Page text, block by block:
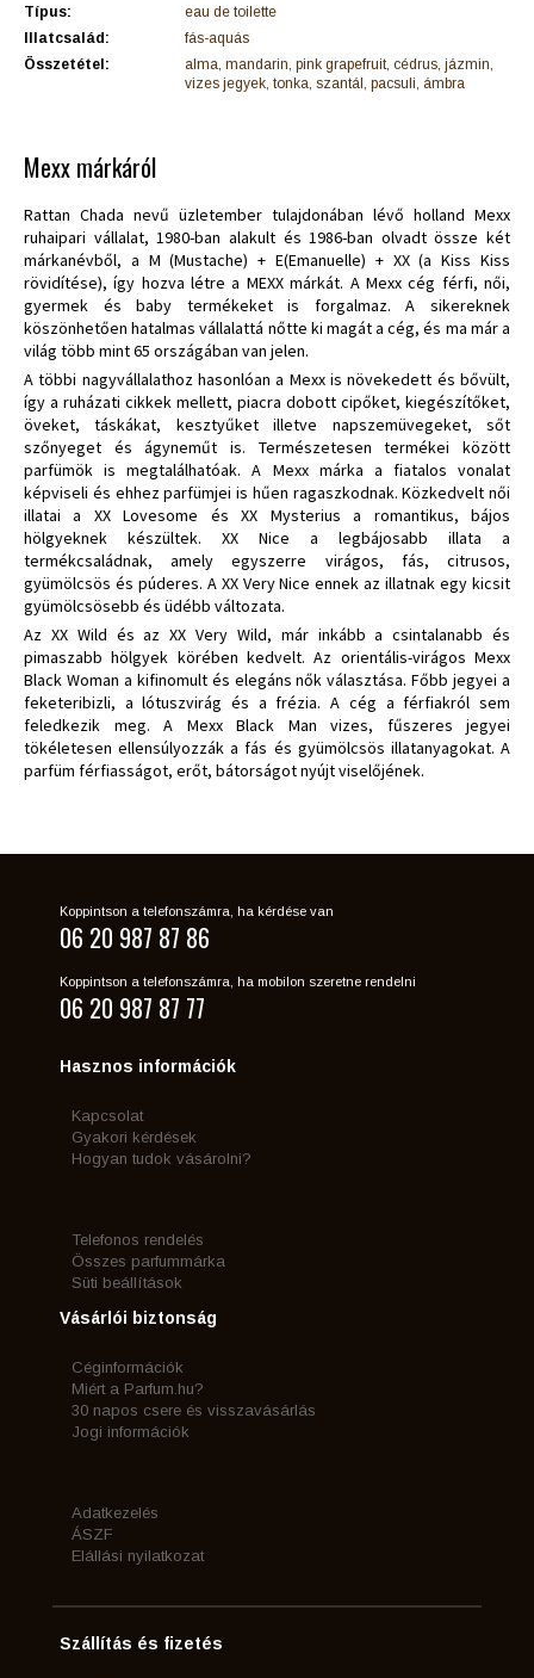
Típus:
eau de toilette
Illatcsalád:
fás-aquás
Összetétel:
alma, mandarin, pink grapefruit, cédrus, jázmin,
vizes jegyek, tonka, szantál, pacsuli, ámbra
Mexx márkáról
Rattan Chada nevű üzletember tulajdonában lévő holland Mexx
ruhaipari vállalat, 1980-ban alakult és 1986-ban olvadt össze két
márkanévből, a M (Mustache) + E(Emanuelle) + XX (a Kiss Kiss
rövidítése), így hozva létre a MEXX márkát. A Mexx cég férfi, női,
gyermek és baby termékeket is forgalmaz. A sikereknek
köszönhetően hatalmas vállalattá nőtte ki magát a cég, és ma már a
világ több mint 65 országában van jelen.
A többi nagyvállalathoz hasonlóan a Mexx is növekedett és bővült,
így a ruházati cikkek mellett, piacra dobott cipőket, kiegészítőket,
öveket, táskákat, kesztyűket illetve napszemüvegeket, sőt
szőnyeget és ágyneműt is. Természetesen termékei között
parfümök is megtalálhatóak. A Mexx márka a fiatalos vonalat
képviseli és ehhez parfümjei is hűen ragaszkodnak. Közkedvelt női
illatai a XX Lovesome és XX Mysterius a romantikus, bájos
hölgyeknek készültek. XX Nice a legbájosabb illata a
termékcsaládnak, amely egyszerre virágos, fás, citrusos,
gyümölcsös és púderes. A XX Very Nice ennek az illatnak egy kicsit
gyümölcsösebb és üdébb változata.
Az XX Wild és az XX Very Wild, már inkább a csintalanabb és
pimaszabb hölgyek körében kedvelt. Az orientális-virágos Mexx
Black Woman a kifinomult és elegáns nők választása. Főbb jegyei a
feketeribizli, a lótuszvirág és a frézia. A cég a férfiakról sem
feledkezik meg. A Mexx Black Man vizes, fűszeres jegyei
tökéletesen ellensúlyozzák a fás és gyümölcsös illatanyagokat. A
parfüm férfiasságot, erőt, bátorságot nyújt viselőjének.
Koppintson a telefonszámra, ha kérdése van
06 20 987 87 86
Koppintson a telefonszámra, ha mobilon szeretne rendelni
06 20 987 87 77
Hasznos információk
Kapcsolat
Gyakori kérdések
Hogyan tudok vásárolni?
Telefonos rendelés
Összes parfummárka
Süti beállítások
Vásárlói biztonság
Céginformációk
Miért a Parfum.hu?
30 napos csere és visszavásárlás
Jogi információk
Adatkezelés
ÁSZF
Elállási nyilatkozat
Szállítás és fizetés